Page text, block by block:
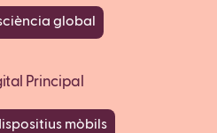
global
Principal
mòbils